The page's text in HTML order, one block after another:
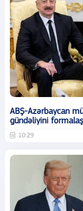
ABŞ-Azərbaycan
gündəliyini
10:29